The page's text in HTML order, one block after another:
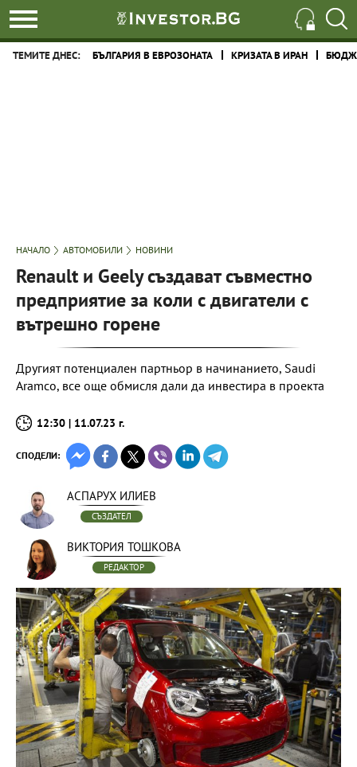
ТЕМИТЕ ДНЕС: БЪЛГАРИЯ В ЕВРОЗОНАТА КРИЗАТА В ИРАН
НАЧАЛО АВТОМОБИЛИ НОВИНИ
Renault и Geely създават съвместно
предприятие за коли с двигатели с
вътрешно горене
Другият потенциален партньор в начинанието, Saudi
Aramco, все още обмисля дали да инвестира в проекта
12:30 | 11.07.23 г.
СПОДЕЛИ:
АСПАРУХ ИЛИЕВ
СЪЗДАТЕЛ
ВИКТОРИЯ ТОШКОВА
РЕДАКТОР